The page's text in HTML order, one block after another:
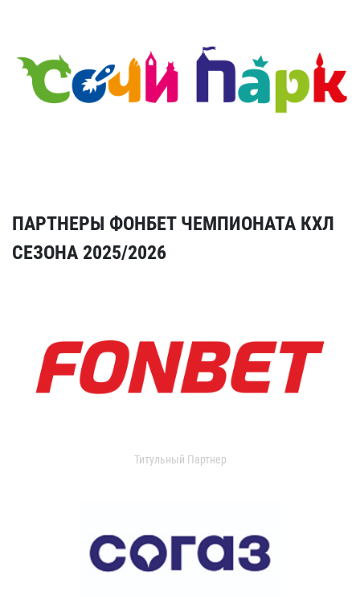
ПАРТНЕРЫ ФОНБЕТ ЧЕМПИОНАТА КХЛ
СЕЗОНА 2025/2026
Титульный Партнер